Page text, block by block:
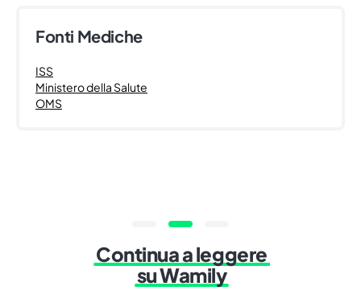
Fonti Mediche
ISS
Ministero della Salute
OMS
Continua a leggere
su Wamily